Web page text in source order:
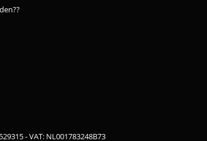
- VAT: NL001783248B73